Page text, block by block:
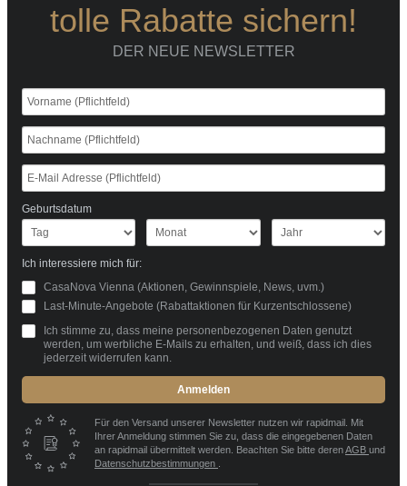
tolle Rabatte sichern!
DER NEUE NEWSLETTER
Geburtsdatum
Ich interessiere mich für:
CasaNova Vienna (Aktionen, Gewinnspiele, News, uvm.)
Last-Minute-Angebote (Rabattaktionen für Kurzentschlossene)
Ich stimme zu, dass meine personenbezogenen Daten genutzt
werden, um werbliche E-Mails zu erhalten, und weiß, dass ich dies
jederzeit widerrufen kann.
Anmelden
Für den Versand unserer Newsletter nutzen wir rapidmail. Mit
Ihrer Anmeldung stimmen Sie zu, dass die eingegebenen Daten
an rapidmail übermittelt werden. Beachten Sie bitte derenAGB und
Datenschutzbestimmungen